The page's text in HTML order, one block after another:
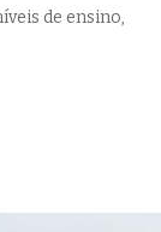
de ensino,